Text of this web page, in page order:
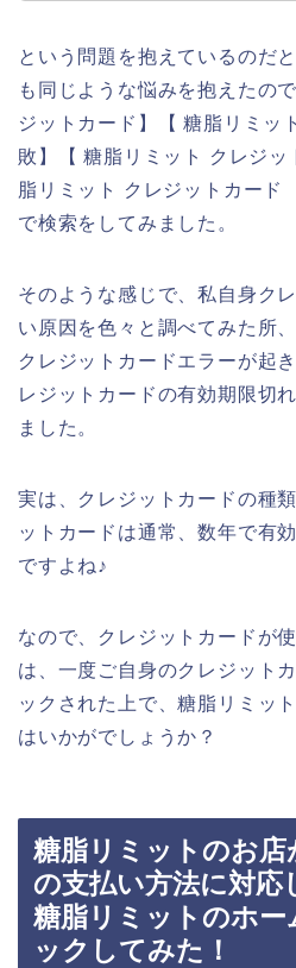
という問題を抱えているのだ
も同じような悩みを抱えたの
ジットカード】【 糖脂リミ
敗】【 糖脂リミット クレジ
脂リミット クレジットカー
で検索をしてみました。
そのような感じで、私自身ク
い原因を色々と調べてみた所
クレジットカードエラーが起
レジットカードの有効期限切
ました。
実は、クレジットカードの種
ットカードは通常、数年で有
ですよね♪
なので、クレジットカードが
は、一度ご自身のクレジット
ックされた上で、糖脂リミッ
はいかがでしょうか？
糖脂リミットのお店
の支払い方法に対応
糖脂リミットのホー
ックしてみた！